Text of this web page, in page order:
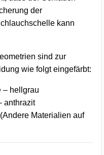
der
kann
sind zur
wie folgt eingefärbt:
– hellgrau
anthrazit
Materialien auf